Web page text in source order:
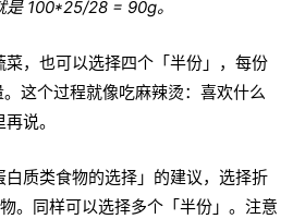
是 100*25/28 = 90g。
，也可以选择四个「半份」，每份
这个过程就像吃麻辣烫：喜欢什么
说。
质类食物的选择」的建议，选择折
。同样可以选择多个「半份」。注意